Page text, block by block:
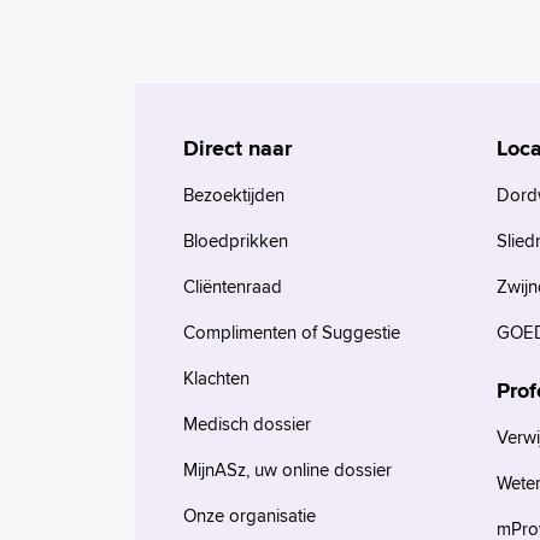
Direct naar
Bezoektijden
Bloedprikken
Cliëntenraad
Complimenten of Suggestie
Klachten
Medisch dossier
MijnASz, uw online dossier
Onze organisatie